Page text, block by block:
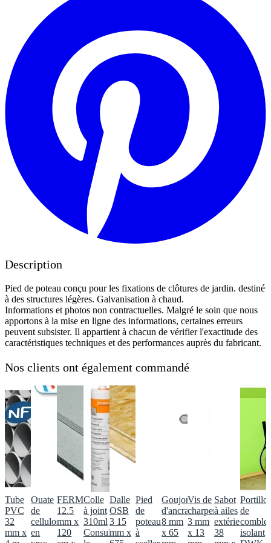
Description
Pied de poteau conçu pour les fixations de clôtures de jardin. destiné
à des structures légères. Galvanisation à chaud.
Informations et photos non contractuelles. Malgré le soin que nous
apportons à la mise en ligne des informations, certaines erreurs
peuvent subsister. Il appartient à chacun de vérifier l'exactitude des
caractéristiques techniques et des performances auprès du fabricant.
Nos clients ont également commandé
Tube
PVC
32
mm x
Ouate
de
cellulose
en
FERMACELL
12.5
mm x
120
Colle
à joint
310ml
Consulter
Dalle
OSB
3 15
mm x
Pied
de
poteau
à
Goujon
d'ancrage,
8 mm
x 65
Vis de
charpente
3 mm
x 13
Sabot
à ailes
extérieures
38
de
comble
isolant